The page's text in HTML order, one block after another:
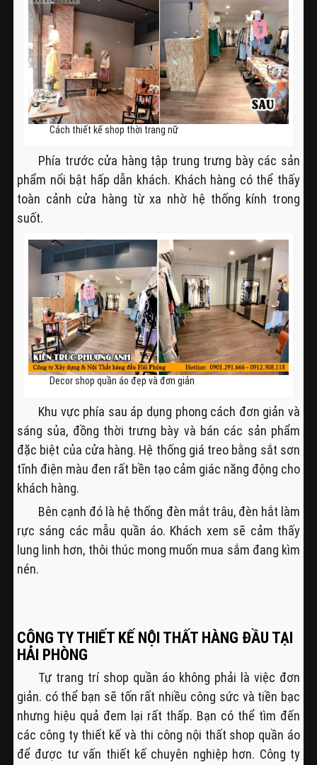
Cách thiết kế shop thời trang nữ
Phía trước cửa hàng tập trung trưng bày các sản
phẩm nổi bật hấp dẫn khách. Khách hàng có thể thấy
toàn cảnh cửa hàng từ xa nhờ hệ thống kính trong
suốt.
Decor shop quần áo đẹp và đơn giản
Khu vực phía sau áp dụng phong cách đơn giản và
sáng sủa, đồng thời trưng bày và bán các sản phẩm
đặc biệt của cửa hàng. Hệ thống giá treo bằng sắt sơn
tĩnh điện màu đen rất bền tạo cảm giác năng động cho
khách hàng.
Bên cạnh đó là hệ thống đèn mắt trâu, đèn hắt làm
rực sáng các mẫu quần áo. Khách xem sẽ cảm thấy
lung linh hơn, thôi thúc mong muốn mua sắm đang kìm
nén.
CÔNG TY THIẾT KẾ NỘI THẤT HÀNG ĐẦU TẠI
HẢI PHÒNG
Tự trang trí shop quần áo không phải là việc đơn
giản. có thể bạn sẽ tốn rất nhiều công sức và tiền bạc
nhưng hiệu quả đem lại rất thấp. Bạn có thể tìm đến
các công ty thiết kế và thi công nội thất shop quần áo
để được tư vấn thiết kế chuyên nghiệp hơn. Công ty